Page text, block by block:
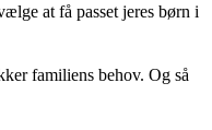
at få passet jeres børn i
familiens behov. Og så